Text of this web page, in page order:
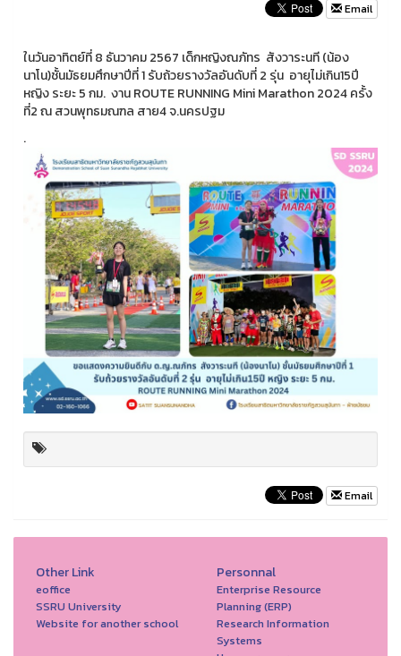
Email
ในวันอาทิตย์ที่ 8 ธันวาคม 2567 เด็กหญิงณภัทร สังวาระนที (น้อง
นาโน)ชั้นมัธยมศึกษาปีที่ 1 รับถ้วยรางวัลอันดับที่ 2 รุ่น อายุไม่เกิน15ปี
หญิง ระยะ 5 กม. งาน ROUTE RUNNING Mini Marathon 2024 ครั้ง
ที่2 ณ สวนพุทธมณฑล สาย4 จ.นครปฐม
.
Email
Other Link
eoffice
SSRU University
Website for another school
Personnal
Enterprise Resource
Planning (ERP)
Research Information
Systems